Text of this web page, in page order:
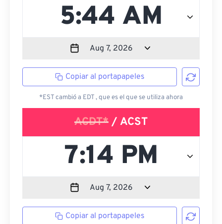
Copiar al portapapeles
*EST cambió a EDT , que es el que se utiliza ahora
ACDT* / ACST
Copiar al portapapeles